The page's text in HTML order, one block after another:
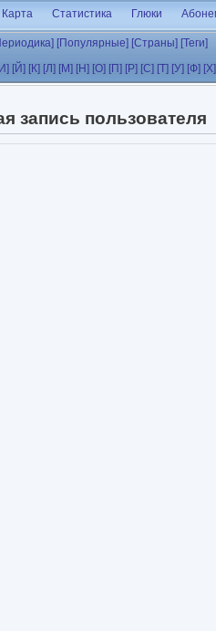
Карта Статистика Глюки
[Популярные] [Страны] [Теги]
[Й] [К] [Л] [М] [Н] [О] [П] [Р] [С] [Т] [У] [Ф] [Х]
запись пользователя